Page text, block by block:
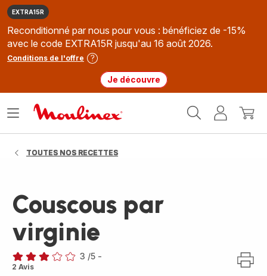
EXTRA15R
Reconditionné par nous pour vous : bénéficiez de -15%
avec le code EXTRA15R jusqu'au 16 août 2026.
Conditions de l'offre
Je découvre
MonMon
Ouvrir
TOUTES NOS RECETTES
Couscous par
virginie
Avis
3 /5 -
2 Avis